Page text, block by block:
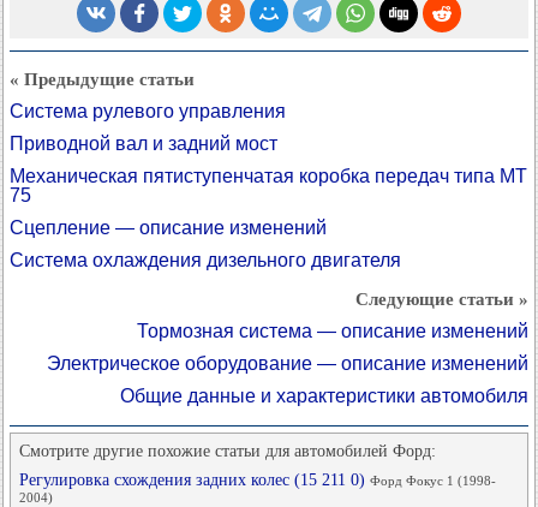
« Предыдущие статьи
Система рулевого управления
Приводной вал и задний мост
Механическая пятиступенчатая коробка передач типа МТ
75
Сцепление — описание изменений
Система охлаждения дизельного двигателя
Следующие статьи »
Тормозная система — описание изменений
Электрическое оборудование — описание изменений
Общие данные и характеристики автомобиля
Смотрите другие похожие статьи для автомобилей Форд:
Регулировка схождения задних колес (15 211 0) Форд Фокус 1 (1998-
2004)